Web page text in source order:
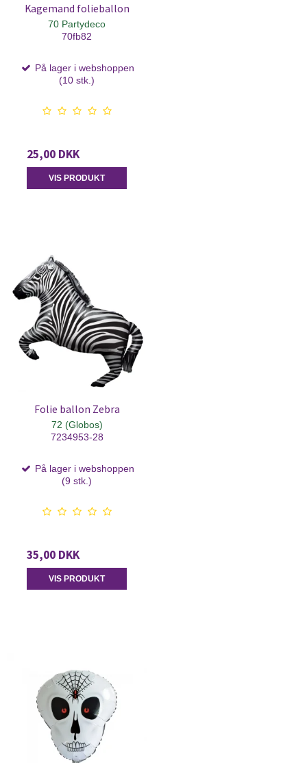
Kagemand folieballon
70 Partydeco
70fb82
På lager i webshoppen
(10 stk.)
25,00 DKK
VIS PRODUKT
Folie ballon Zebra
72 (Globos)
7234953-28
På lager i webshoppen
(9 stk.)
35,00 DKK
VIS PRODUKT